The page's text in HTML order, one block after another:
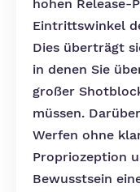
hohen Release-
Eintrittswinkel
Dies überträgt
in denen Sie
großer
müssen.
Werfen ohne
Propriozeption
Bewusstsein